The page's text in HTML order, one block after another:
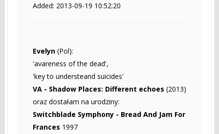
Added: 2013-09-19 10:52:20
Evelyn (Pol):
'avareness of the dead',
'key to understeand suicides'
VA - Shadow Places: Different echoes (2013)
oraz dostałam na urodziny:
Switchblade Symphony - Bread And Jam For
Frances 1997